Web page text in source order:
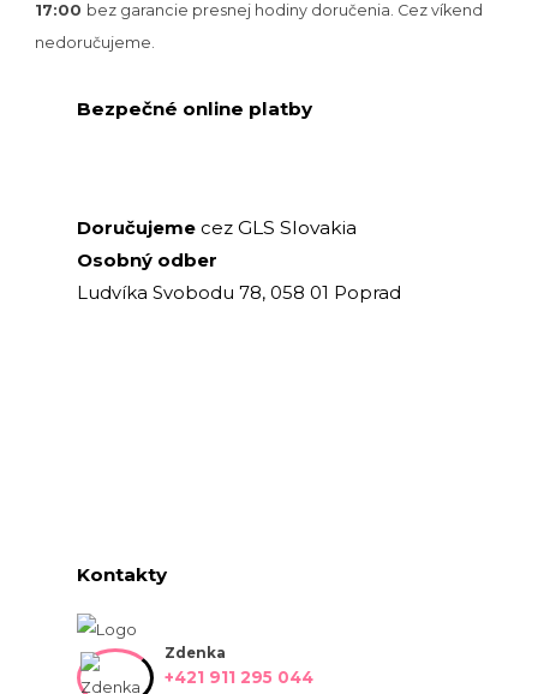
17:00 bez garancie presnej hodiny doručenia. Cez víkend
nedoručujeme.
Bezpečné online platby
Doručujeme cez GLS Slovakia
Osobný odber
Ludvíka Svobodu 78, 058 01 Poprad
Kontakty
Zdenka
+421 911 295 044